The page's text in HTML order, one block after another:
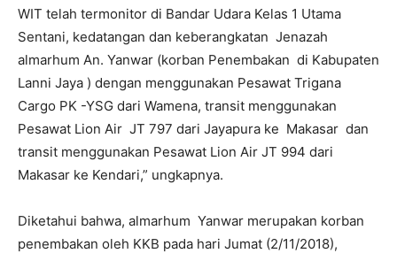
WIT telah termonitor di Bandar Udara Kelas 1 Utama
Sentani, kedatangan dan keberangkatan Jenazah
almarhum An. Yanwar (korban Penembakan di Kabupaten
Lanni Jaya ) dengan menggunakan Pesawat Trigana
Cargo PK -YSG dari Wamena, transit menggunakan
Pesawat Lion Air JT 797 dari Jayapura ke Makasar dan
transit menggunakan Pesawat Lion Air JT 994 dari
Makasar ke Kendari,” ungkapnya.
Diketahui bahwa, almarhum Yanwar merupakan korban
penembakan oleh KKB pada hari Jumat (2/11/2018),